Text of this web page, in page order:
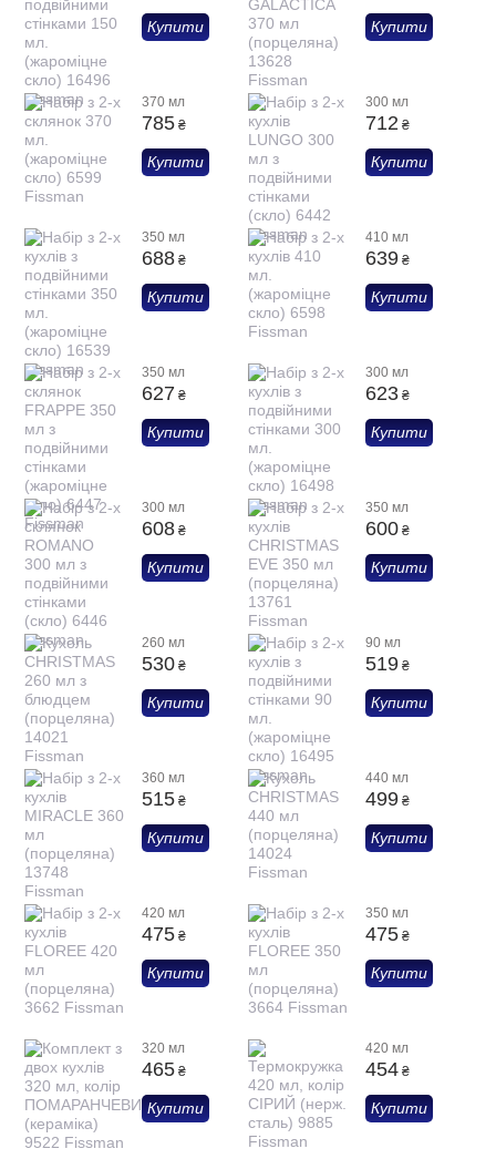
Купити Купити
370 мл
785 ₴
Купити
300 мл
712 ₴
Купити
350 мл
688 ₴
Купити
410 мл
639 ₴
Купити
350 мл
627 ₴
Купити
300 мл
623 ₴
Купити
300 мл
608 ₴
Купити
350 мл
600 ₴
Купити
260 мл
530 ₴
Купити
90 мл
519 ₴
Купити
360 мл
515 ₴
Купити
440 мл
499 ₴
Купити
420 мл
475 ₴
Купити
350 мл
475 ₴
Купити
320 мл
465 ₴
Купити
420 мл
454 ₴
Купити